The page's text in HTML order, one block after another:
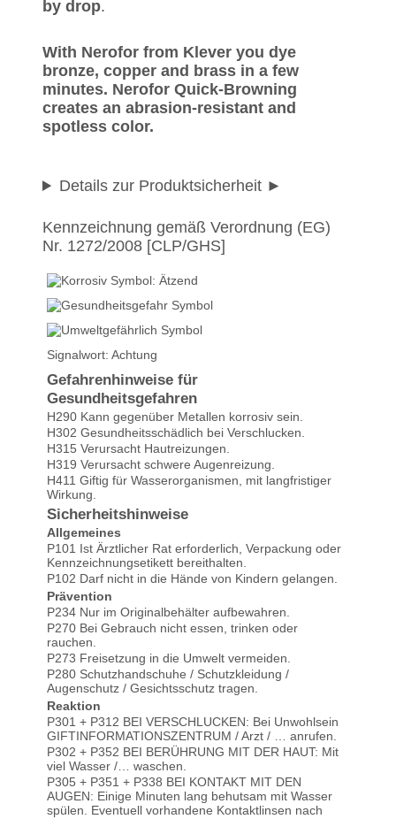
by drop.
With Nerofor from Klever you dye
bronze, copper and brass in a few
minutes. Nerofor Quick-Browning
creates an abrasion-resistant and
spotless color.
Details zur Produktsicherheit
Kennzeichnung gemäß Verordnung (EG)
Nr. 1272/2008 [CLP/GHS]
Signalwort: Achtung
Gefahrenhinweise für
Gesundheitsgefahren
H290 Kann gegenüber Metallen korrosiv sein.
H302 Gesundheitsschädlich bei Verschlucken.
H315 Verursacht Hautreizungen.
H319 Verursacht schwere Augenreizung.
H411 Giftig für Wasserorganismen, mit langfristiger
Wirkung.
Sicherheitshinweise
Allgemeines
P101 Ist Ärztlicher Rat erforderlich, Verpackung oder
Kennzeichnungsetikett bereithalten.
P102 Darf nicht in die Hände von Kindern gelangen.
Prävention
P234 Nur im Originalbehälter aufbewahren.
P270 Bei Gebrauch nicht essen, trinken oder
rauchen.
P273 Freisetzung in die Umwelt vermeiden.
P280 Schutzhandschuhe / Schutzkleidung /
Augenschutz / Gesichtsschutz tragen.
Reaktion
P301 + P312 BEI VERSCHLUCKEN: Bei Unwohlsein
GIFTINFORMATIONSZENTRUM / Arzt / … anrufen.
P302 + P352 BEI BERÜHRUNG MIT DER HAUT: Mit
viel Wasser /… waschen.
P305 + P351 + P338 BEI KONTAKT MIT DEN
AUGEN: Einige Minuten lang behutsam mit Wasser
spülen. Eventuell vorhandene Kontaktlinsen nach